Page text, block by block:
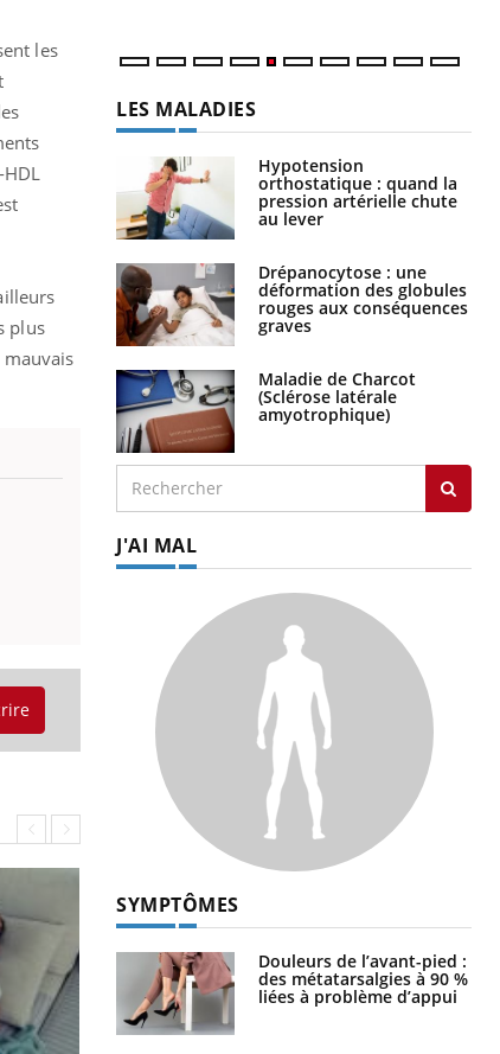
les
plus
LES MALADIES
Hypotension
orthostatique : quand la
pression artérielle chute
au lever
Drépanocytose : une
déformation des globules
rouges aux conséquences
graves
Maladie de Charcot
(Sclérose latérale
amyotrophique)
J'AI MAL
SYMPTÔMES
Douleurs de l’avant-pied :
des métatarsalgies à 90 %
liées à problème d’appui